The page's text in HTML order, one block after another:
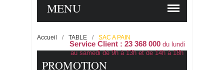
Service Client : 23 368 000du lundi
au samedi de 9h à 13h et de 14h à 18h
MENU
Accueil / TABLE / SAC A PAIN
PROMOTION